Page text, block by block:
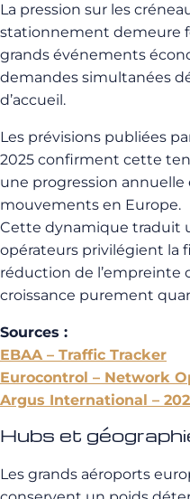
La pression sur les
stationnement demeure
grands événements
demandes simultanées
d’accueil.
Les prévisions publiées
2025 confirment cette
une progression annuelle
mouvements en Europe.
Cette dynamique traduit
opérateurs privilégient la
réduction de l’empreinte
croissance purement
Sources :
EBAA – Traffic Tracker
Eurocontrol – Network
Argus International –
Hubs et
Les grands aéroports